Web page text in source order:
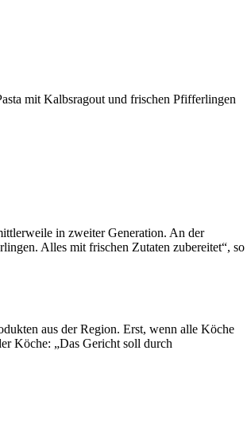
mit Kalbsragout und frischen Pfifferlingen
in zweiter Generation. An der
Alles mit frischen Zutaten zubereitet“, so
aus der Region. Erst, wenn alle Köche
Köche: „Das Gericht soll durch